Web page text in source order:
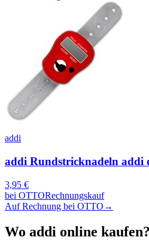
addi
addi Rundstricknadeln addi
3,95 €
bei OTTORechnungskauf
Auf Rechnung bei OTTO →
Wo addi online kaufen?